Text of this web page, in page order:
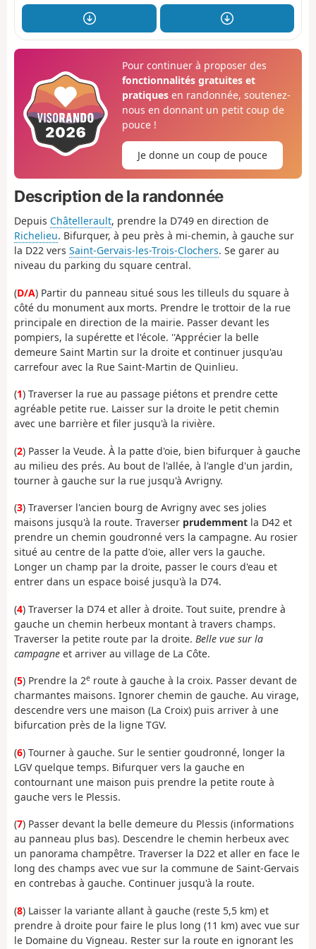
Pour continuer à proposer des
fonctionnalités gratuites et
pratiquesen randonnée, soutenez-
nous en donnant un petit coup de
pouce !
Je donne un coup de pouce
Description de la randonnée
Depuis Châtellerault, prendre la D749 en direction de
Richelieu. Bifurquer, à peu près à mi-chemin, à gauche sur
la D22 vers Saint-Gervais-les-Trois-Clochers. Se garer au
niveau du parking du square central.
(D/A) Partir du panneau situé sous les tilleuls du square à
côté du monument aux morts. Prendre le trottoir de la rue
principale en direction de la mairie. Passer devant les
pompiers, la supérette et l'école. ''Apprécier la belle
demeure Saint Martin sur la droite et continuer jusqu'au
carrefour avec la Rue Saint-Martin de Quinlieu.
(1) Traverser la rue au passage piétons et prendre cette
agréable petite rue. Laisser sur la droite le petit chemin
avec une barrière et filer jusqu'à la rivière.
(2) Passer la Veude. À la patte d'oie, bien bifurquer à gauche
au milieu des prés. Au bout de l'allée, à l'angle d'un jardin,
tourner à gauche sur la rue jusqu'à Avrigny.
(3) Traverser l'ancien bourg de Avrigny avec ses jolies
maisons jusqu'à la route. Traverser prudemment la D42 et
prendre un chemin goudronné vers la campagne. Au rosier
situé au centre de la patte d'oie, aller vers la gauche.
Longer un champ par la droite, passer le cours d'eau et
entrer dans un espace boisé jusqu'à la D74.
(4) Traverser la D74 et aller à droite. Tout suite, prendre à
gauche un chemin herbeux montant à travers champs.
Traverser la petite route par la droite. Belle vue sur la
campagne et arriver au village de La Côte.
(5) Prendre la 2e route à gauche à la croix. Passer devant de
charmantes maisons. Ignorer chemin de gauche. Au virage,
descendre vers une maison (La Croix) puis arriver à une
bifurcation près de la ligne TGV.
(6) Tourner à gauche. Sur le sentier goudronné, longer la
LGV quelque temps. Bifurquer vers la gauche en
contournant une maison puis prendre la petite route à
gauche vers le Plessis.
(7) Passer devant la belle demeure du Plessis (informations
au panneau plus bas). Descendre le chemin herbeux avec
un panorama champêtre. Traverser la D22 et aller en face le
long des champs avec vue sur la commune de Saint-Gervais
en contrebas à gauche. Continuer jusqu'à la route.
(8) Laisser la variante allant à gauche (reste 5,5 km) et
prendre à droite pour faire le plus long (11 km) avec vue sur
le Domaine du Vigneau. Rester sur la route en ignorant les